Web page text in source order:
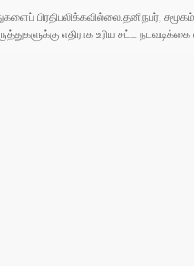
பிரதிபலிக்கவில்லை.தனிநபர்,
எதிராக உரிய சட்ட நடவடிக்கை